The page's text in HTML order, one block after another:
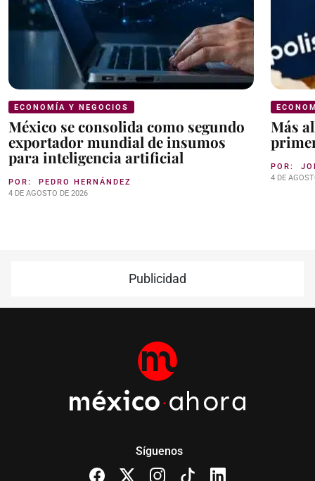
ECONOMÍA Y NEGOCIOS
México se consolida como segundo
exportador mundial de insumos
para inteligencia artificial
POR: PEDRO HERNÁNDEZ
4 DE AGOSTO DE 2026
Más
POR:
4 DE
Publicidad
Síguenos